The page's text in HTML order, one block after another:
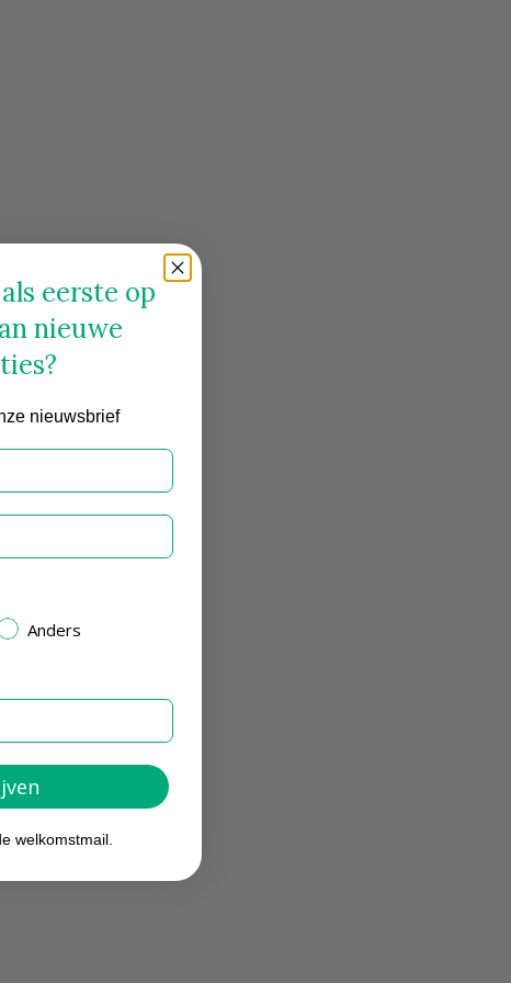
eerste op
nieuwe
nieuwsbrief
Anders
welkomstmail.